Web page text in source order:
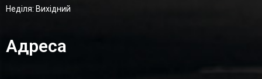
Неділя: Вихідний
Адреса